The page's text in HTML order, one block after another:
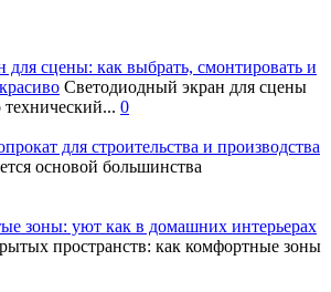
для сцены: как выбрать, смонтировать и
Светодиодный экран для сцены
0
для строительства и производства
основой большинства
зоны: уют как в домашних интерьерах
пространств: как комфортные зоны